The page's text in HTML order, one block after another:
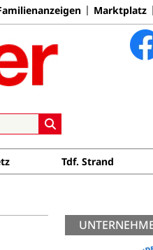
Marktplatz
Tdf. Strand